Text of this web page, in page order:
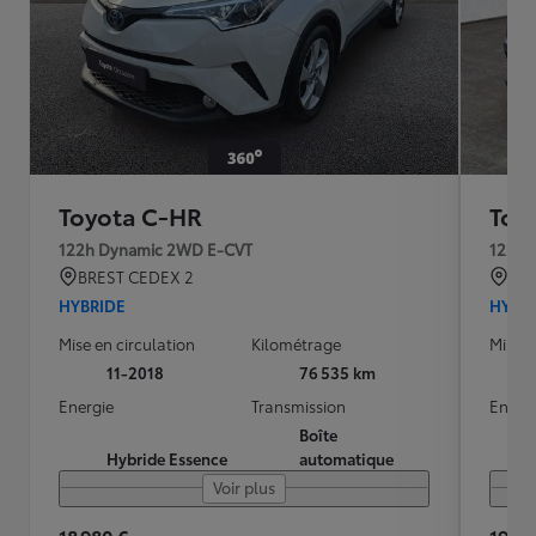
Toyota C-HR
122h Dynamic 2WD E-CVT
BREST CEDEX 2
HYBRIDE
Mise en circulation
11-2018
Kilométrage
76 535 km
Energie
Hybride Essence
Transmission
Boîte
automatique
Voir plus
122h
Mise